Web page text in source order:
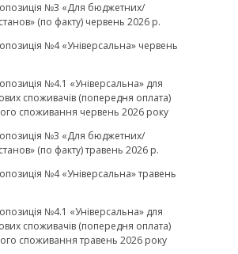
№3 «Для бюджетних/
(по факту) червень 2026 р.
№4 «Універсальна» червень
№4.1 «Універсальна» для
споживачів (попередня оплата)
споживання червень 2026 року
№3 «Для бюджетних/
(по факту) травень 2026 р.
№4 «Універсальна» травень
№4.1 «Універсальна» для
споживачів (попередня оплата)
споживання травень 2026 року